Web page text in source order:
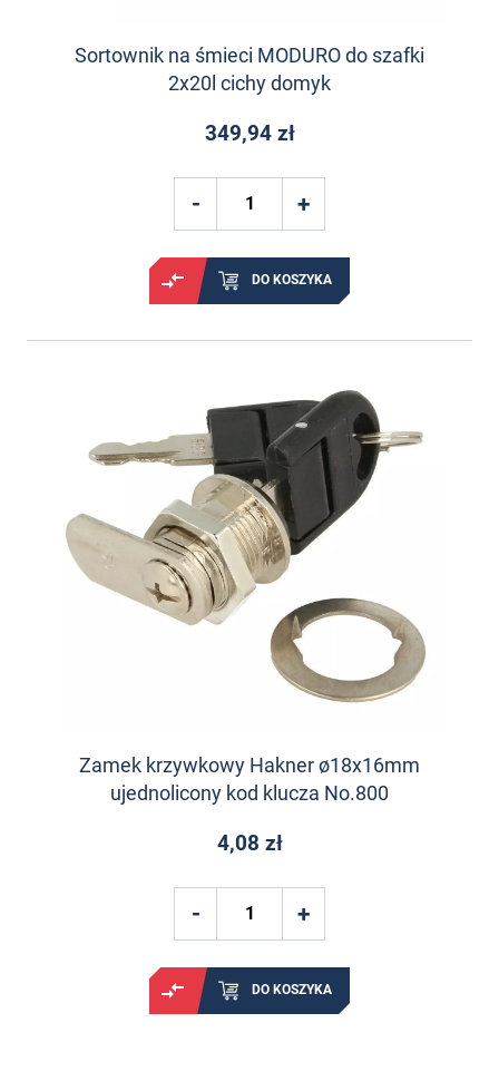
Sortownik na śmieci MODURO do szafki
2x20l cichy domyk
349,94 zł
DO KOSZYKA
Zamek krzywkowy Hakner ø18x16mm
ujednolicony kod klucza No.800
4,08 zł
DO KOSZYKA